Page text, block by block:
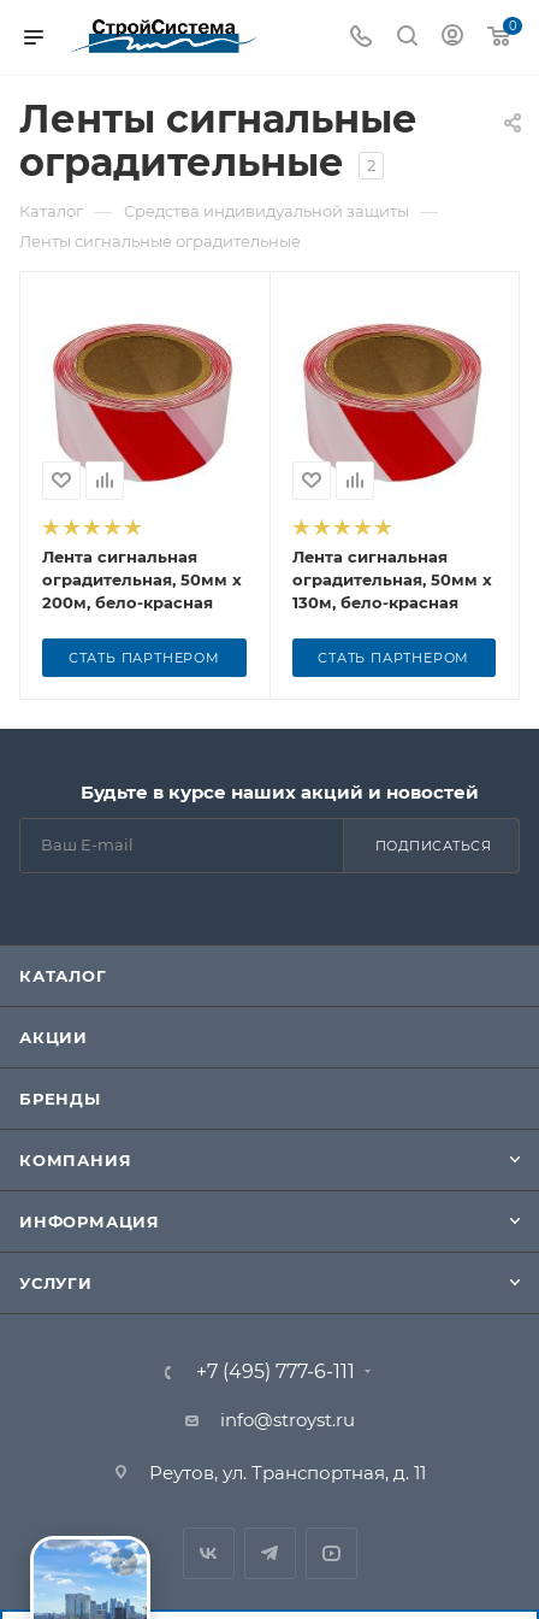
0
Ленты сигнальные
оградительные
2
Каталог — Средства индивидуальной защиты —
Ленты сигнальные оградительные
Лента сигнальная
оградительная, 50мм х
200м, бело-красная
СТАТЬ ПАРТНЕРОМ
Лента сигнальная
оградительная, 50мм х
130м, бело-красная
СТАТЬ ПАРТНЕРОМ
Будьте в курсе наших акций и новостей
ПОДПИСАТЬСЯ
КАТАЛОГ
АКЦИИ
БРЕНДЫ
КОМПАНИЯ
ИНФОРМАЦИЯ
УСЛУГИ
+7 (495) 777-6-111
info@stroyst.ru
Реутов, ул. Транспортная, д. 11